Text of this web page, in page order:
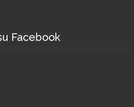
Facebook